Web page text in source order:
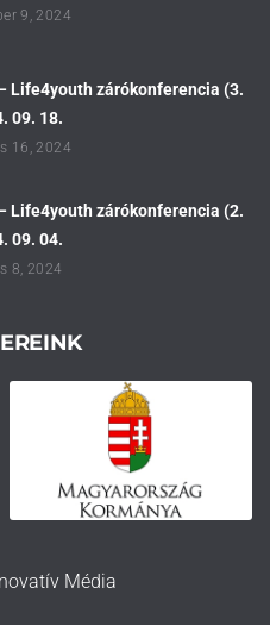
9, 2024
Life4youth zárókonferencia (3.
09. 18.
16, 2024
Life4youth zárókonferencia (2.
09. 04.
8, 2024
Média